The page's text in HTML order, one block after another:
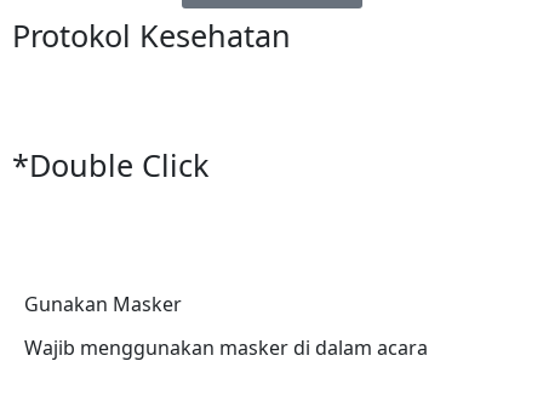
Protokol Kesehatan
*Double Click
Gunakan Masker
Wajib menggunakan masker di dalam acara